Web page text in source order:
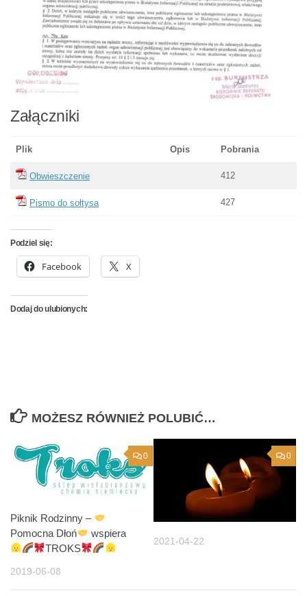
Załączniki
Plik Opis Pobrania
Obwieszczenie 412
Pismo do sołtysa 427
Podziel się:
Facebook X
Dodaj do ulubionych:
MOŻESZ RÓWNIEŻ POLUBIĆ…
0
Piknik Rodzinny –
Pomocna Dłoń
wspiera
TROKS
2019-06-08
0
2021-04-22